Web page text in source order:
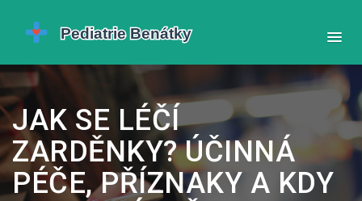
JAK SE LÉČÍ
ZARDĚNKY? ÚČINNÁ
PÉČE, PŘÍZNAKY A KDY